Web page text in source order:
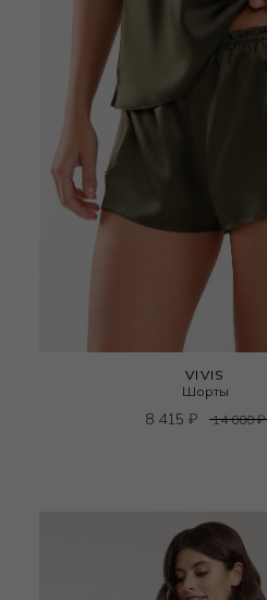
VIVIS
Шорты
8 415₽ 14 000₽